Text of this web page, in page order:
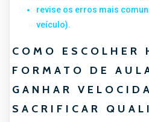
revise os erros mais
veículo).
COMO ESCOLHER
FORMATO DE
GANHAR
SACRIFICAR